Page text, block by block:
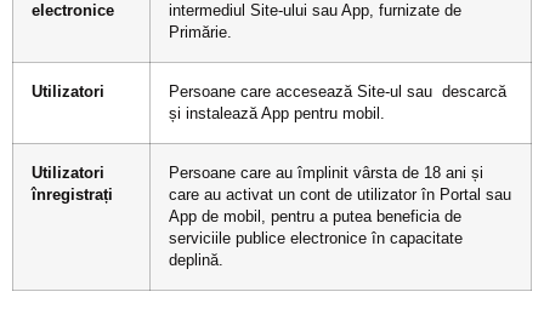
electronice
intermediul Site-ului sau App, furnizate de
Primărie.
Utilizatori
Persoane care accesează Site-ul sau descarcă
și instalează App pentru mobil.
Utilizatori
înregistrați
Persoane care au împlinit vârsta de 18 ani și
care au activat un cont de utilizator în Portal sau
App de mobil, pentru a putea beneficia de
serviciile publice electronice în capacitate
deplină.